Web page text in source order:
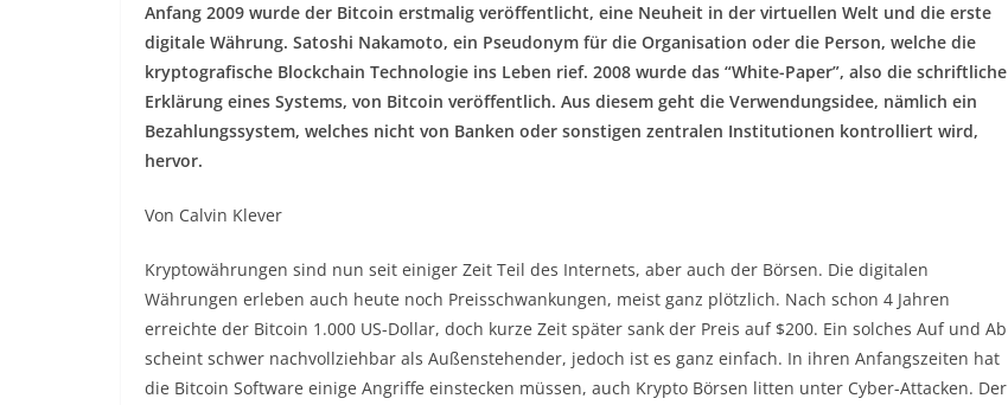
Anfang 2009 wurde der Bitcoin erstmalig veröffentlicht, eine Neuheit in der virtuellen Welt und die erste
digitale Währung. Satoshi Nakamoto, ein Pseudonym für die Organisation oder die Person, welche die
kryptografische Blockchain Technologie ins Leben rief. 2008 wurde das “White-Paper”, also die schriftliche
Erklärung eines Systems, von Bitcoin veröffentlich. Aus diesem geht die Verwendungsidee, nämlich ein
Bezahlungssystem, welches nicht von Banken oder sonstigen zentralen Institutionen kontrolliert wird,
hervor.
Von Calvin Klever
Kryptowährungen sind nun seit einiger Zeit Teil des Internets, aber auch der Börsen. Die digitalen
Währungen erleben auch heute noch Preisschwankungen, meist ganz plötzlich. Nach schon 4 Jahren
erreichte der Bitcoin 1.000 US-Dollar, doch kurze Zeit später sank der Preis auf $200. Ein solches Auf und Ab
scheint schwer nachvollziehbar als Außenstehender, jedoch ist es ganz einfach. In ihren Anfangszeiten hat
die Bitcoin Software einige Angriffe einstecken müssen, auch Krypto Börsen litten unter Cyber-Attacken. Der